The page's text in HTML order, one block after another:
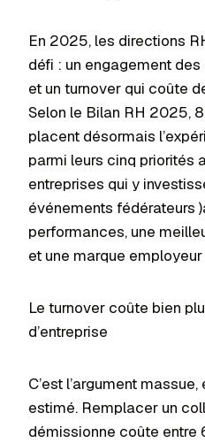
En 2025, les directions
défi : un engagement
et un turnover qui coûte
Selon le Bilan RH 2025,
placent désormais
parmi leurs cinq priorités
entreprises qui y
événements fédérateurs
performances, une
et une marque
Le turnover coûte bien
d’entreprise
C’est l’argument
estimé. Remplacer un
démissionne coûte entre